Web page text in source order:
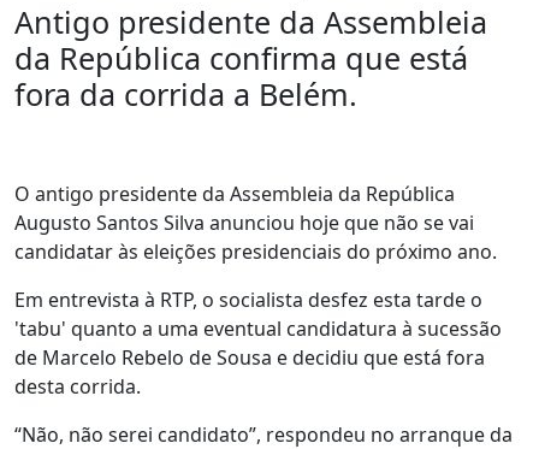
Antigo presidente da Assembleia
da República confirma que está
fora da corrida a Belém.
O antigo presidente da Assembleia da República
Augusto Santos Silva anunciou hoje que não se vai
candidatar às eleições presidenciais do próximo ano.
Em entrevista à RTP, o socialista desfez esta tarde o
'tabu' quanto a uma eventual candidatura à sucessão
de Marcelo Rebelo de Sousa e decidiu que está fora
desta corrida.
“Não, não serei candidato”, respondeu no arranque da